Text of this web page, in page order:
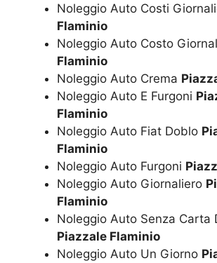
Noleggio Auto Costi
Flaminio
Noleggio Auto Costo
Flaminio
Noleggio Auto Crema
Noleggio Auto E Furgoni
Flaminio
Noleggio Auto Fiat Doblo
Flaminio
Noleggio Auto Furgoni
Noleggio Auto Giornaliero
Flaminio
Noleggio Auto Senza Carta
Piazzale Flaminio
Noleggio Auto Un Giorno